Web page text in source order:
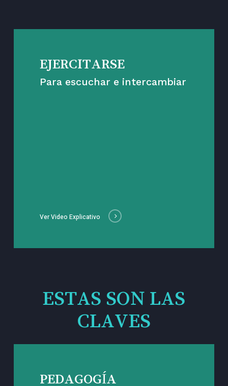
EJERCITARSE
Para escuchar e intercambiar
Ver Video Explicativo
ESTAS SON LAS
CLAVES
PEDAGOGÍA